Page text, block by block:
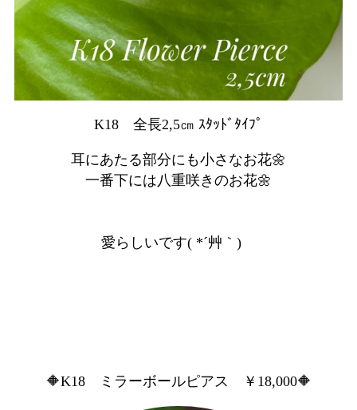
K18 全長2,5㎝ ｽﾀｯﾄﾞﾀｲﾌﾟ
耳にあたる部分にも小さなお花🌼
一番下には八重咲きのお花🌼
愛らしいです( *´艸｀)
🔶K18 ミラーボールピアス ￥18,000🔶